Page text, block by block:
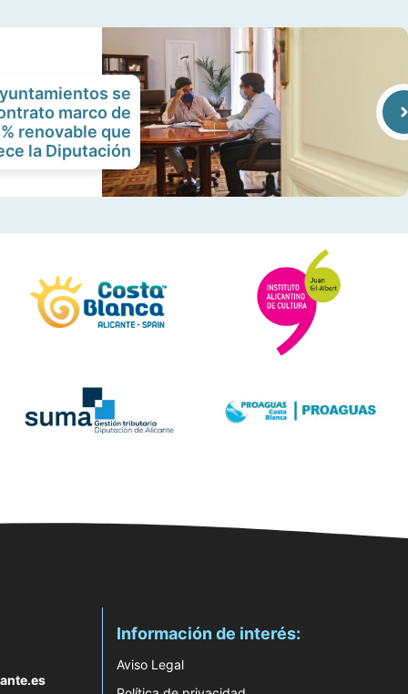
se
marco de
renovable que
la Diputación
Información de interés:
Aviso Legal